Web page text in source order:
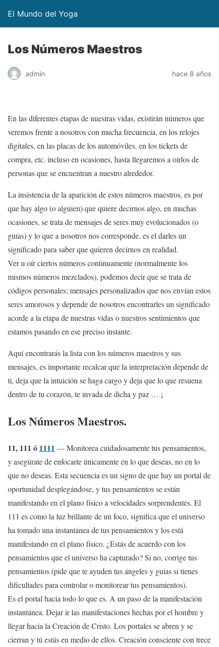
El Mundo del Yoga
Los Números Maestros
admin hace 8 años
En las diferentes etapas de nuestras vidas, existirán números que
veremos frente a nosotros con mucha frecuencia, en los relojes
digitales, en las placas de los automóviles, en los tickets de
compra, etc. incluso en ocasiones, hasta llegaremos a oírlos de
personas que se encuentran a nuestro alrededor.
La insistencia de la aparición de estos números maestros, es por
que hay algo (o alguien) que quiere decirnos algo, en muchas
ocasiones, se trata de mensajes de seres muy evolucionados (o
guías) y lo que a nosotros nos corresponde, es el darles un
significado para saber que quieren decirnos en realidad.
Ver u oír ciertos números continuamente (normalmente los
mismos números mezclados), podemos decir que se trata de
códigos personales; mensajes personalizados que nos envían estos
seres amorosos y depende de nosotros encontrarles un significado
acorde a la etapa de nuestras vidas o nuestros sentimientos que
estamos pasando en ese preciso instante.
Aquí encontrarás la lista con los números maestros y sus
mensajes, es importante recalcar que la interpretación depende de
ti, deja que la intuición se haga cargo y deja que lo que resuena
dentro de tu corazón, te invada de dicha y paz … ¡
Los Números Maestros.
11, 111 ó 1111 — Monitorea cuidadosamente tus pensamientos,
y asegúrate de enfocarte únicamente en lo que deseas, no en lo
que no deseas. Esta secuencia es un signo de que hay un portal de
oportunidad desplegándose, y tus pensamientos se están
manifestando en el plano físico a velocidades sorprendentes. El
111 es como la luz brillante de un foco, significa que el universo
ha tomado una instantánea de tus pensamientos y los está
manifestando en el plano físico. ¿Estás de acuerdo con los
pensamientos que el universo ha capturado? Si no, corrige tus
pensamientos (pide que te ayuden tus ángeles y guías si tienes
dificultades para controlar o monitorear tus pensamientos).
Es el portal hacia todo lo que es. A un paso de la manifestación
instantánea. Dejar ir las manifestaciones hechas por el hombre y
llegar hacia la Creación de Cristo. Los portales se abren y se
cierran y tú estás en medio de ellos. Creación consciente con trece